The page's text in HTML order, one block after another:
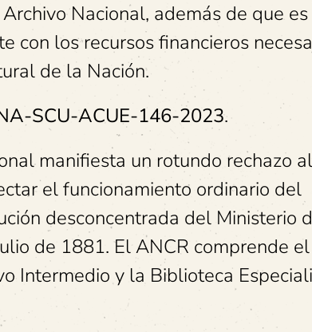
Nacional, además de que
con los recursos financieros
de la Nación.
SCU-ACUE-146-2023.
manifiesta un rotundo rechazo al
el funcionamiento ordinario del
desconcentrada del Ministerio
de 1881. El ANCR comprende el
Intermedio y la Biblioteca